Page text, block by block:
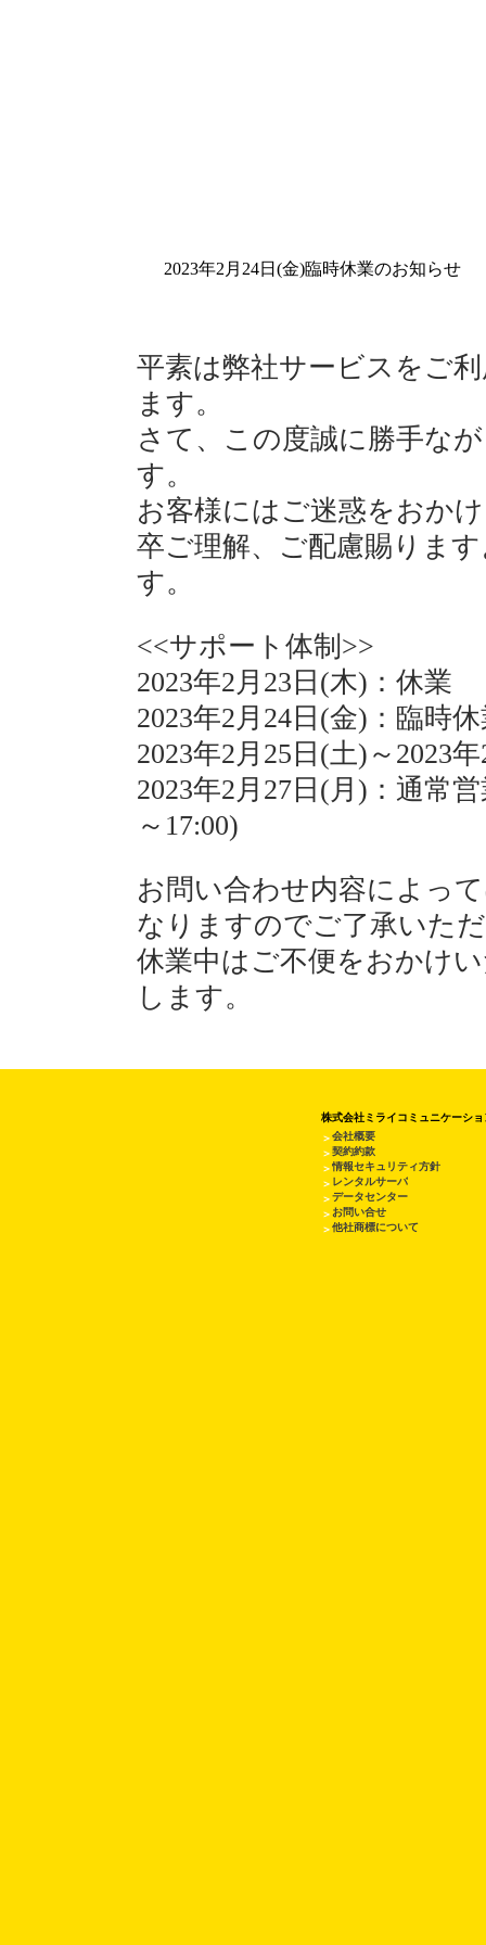
2023年2月24日(金)臨時休業のお知らせ
平素は弊社サービスをご
ます。
さて、この度誠に勝手な
す。
お客様にはご迷惑をおか
卒ご理解、ご配慮賜りま
す。
<<サポート体制>>
2023年2月23日(木)：休業
2023年2月24日(金)：臨時
2023年2月25日(土)～2023
2023年2月27日(月)：通常
～17:00)
お問い合わせ内容によっ
なりますのでご了承いた
休業中はご不便をおかけ
します。
株式会社ミライコミュニケーシ
＞会社概要
＞契約約款
＞情報セキュリティ方針
＞ レンタルサーバ
＞データセンター
＞ お問い合せ
＞他社商標について